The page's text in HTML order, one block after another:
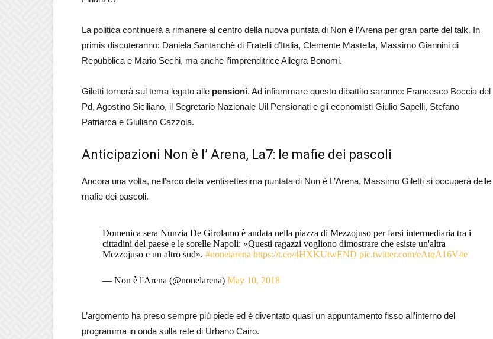
La politica continuerà a rimanere al centro della nuova puntata di Non è l’Arena per gran parte del talk. In
primis discuteranno: Daniela Santanchè di Fratelli d’Italia, Clemente Mastella, Massimo Giannini di
Repubblica e Mario Sechi, ma anche l’imprenditrice Allegra Bonomi.
Giletti tornerà sul tema legato alle pensioni. Ad infiammare questo dibattito saranno: Francesco Boccia del
Pd, Agostino Siciliano, il Segretario Nazionale Uil Pensionati e gli economisti Giulio Sapelli, Stefano
Patriarca e Giuliano Cazzola.
Anticipazioni Non è l’ Arena, La7: le mafie dei pascoli
Ancora una volta, nell’arco della ventisettesima puntata di Non è L’Arena, Massimo Giletti si occuperà delle
mafie dei pascoli.
Domenica sera Nunzia De Girolamo è andata nella piazza di Mezzojuso per farsi intermediaria tra i
cittadini del paese e le sorelle Napoli: «Questi ragazzi vogliono dimostrare che esiste un'altra
Mezzojuso e un altro sud». #nonelarena https://t.co/4HXKUtwEND pic.twitter.com/eAtqA16V4e
— Non è l'Arena (@nonelarena) May 10, 2018
L’argomento ha preso sempre più piede ed è diventato quasi un appuntamento fisso all’interno del
programma in onda sulla rete di Urbano Cairo.